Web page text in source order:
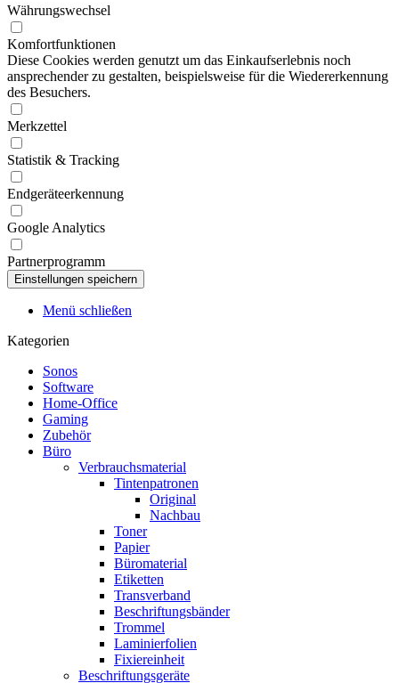
Währungswechsel
Komfortfunktionen
Diese Cookies werden genutzt um das Einkaufserlebnis noch
ansprechender zu gestalten, beispielsweise für die Wiedererkennung
des Besuchers.
Merkzettel
Statistik & Tracking
Endgeräteerkennung
Google Analytics
Partnerprogramm
Menü schließen
Kategorien
Sonos
Software
Home-Office
Gaming
Zubehör
Büro
Verbrauchsmaterial
Tintenpatronen
Original
Nachbau
Toner
Papier
Büromaterial
Etiketten
Transverband
Beschriftungsbänder
Trommel
Laminierfolien
Fixiereinheit
Beschriftungsgeräte